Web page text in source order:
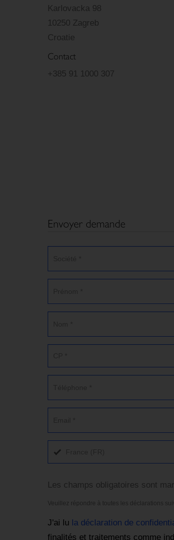
Karlovacka 98
10250 Zagreb
Croatie
Contact
+385 91 1000 307
Envoyer demande
Les champs obligatoires sont
Veuillez répondre à toutes les déclarations
J'ai lu la déclaration de
finalités et traitements comme